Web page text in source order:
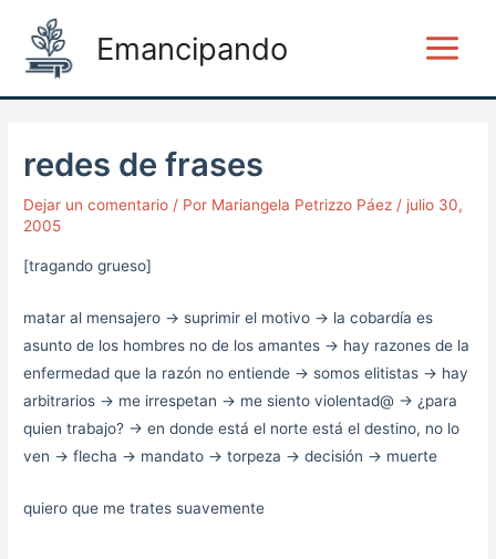
contenido
Emancipando
Menu
redes de frases
Dejar un comentario / Por Mariangela Petrizzo Páez/ julio 30,
2005
[tragando grueso]
matar al mensajero -> suprimir el motivo -> la cobardía es
asunto de los hombres no de los amantes -> hay razones de la
enfermedad que la razón no entiende -> somos elitistas -> hay
arbitrarios -> me irrespetan -> me siento violentad@ -> ¿para
quien trabajo? -> en donde está el norte está el destino, no lo
ven -> flecha -> mandato -> torpeza -> decisión -> muerte
quiero que me trates suavemente
navigation